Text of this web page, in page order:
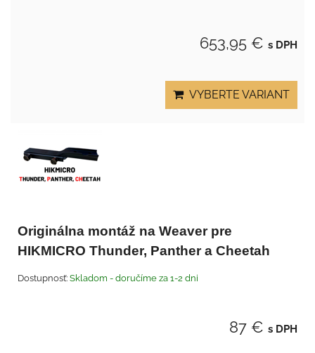
653,95 € s DPH
VYBERTE VARIANT
Originálna montáž na Weaver pre
HIKMICRO Thunder, Panther a Cheetah
Dostupnosť: Skladom - doručíme za 1-2 dni
87 € s DPH